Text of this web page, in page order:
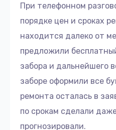
При телефонном
порядке цен и сроках
находится далеко от
предложили
забора и дальнейшего
заборе оформили все
ремонта осталась в
по срокам сделали
прогнозировали.